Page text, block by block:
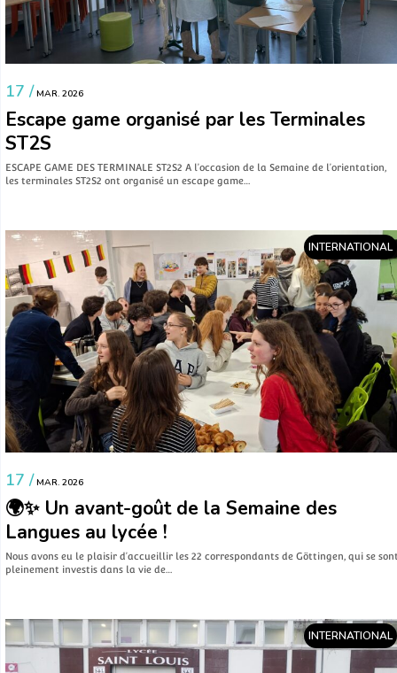
17 / MAR. 2026
Escape game organisé par les Terminales
ST2S
ESCAPE GAME DES TERMINALE ST2S2 A l’occasion de la Semaine de l’orientation,
les terminales ST2S2 ont organisé un escape game…
INTERNATIONAL
17 / MAR. 2026
🌍✨ Un avant-goût de la Semaine des
Langues au lycée !
Nous avons eu le plaisir d’accueillir les 22 correspondants de Göttingen, qui se
pleinement investis dans la vie de…
INTERNATIONAL